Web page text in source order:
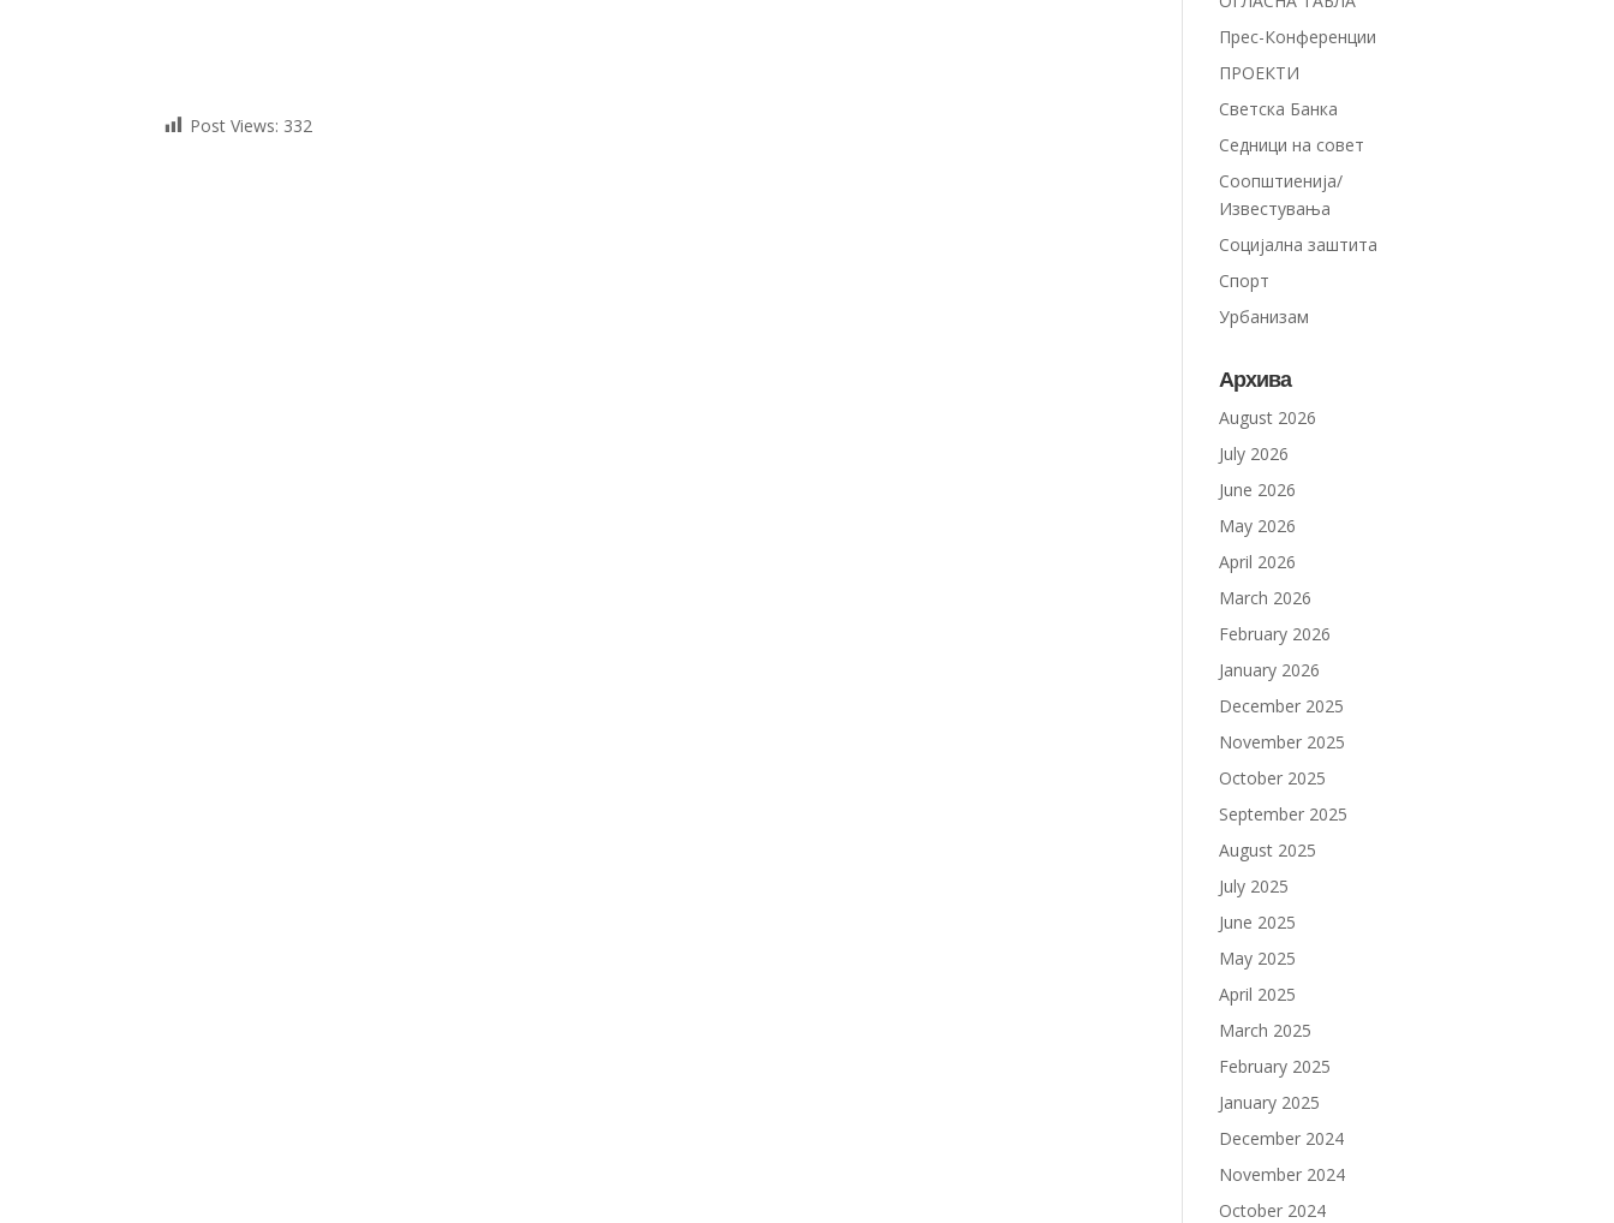
Post Views: 332
Прес-Конференции
ПРОЕКТИ
Светска Банка
Седници на совет
Соопштиенија/
Известувања
Социјална заштита
Спорт
Урбанизам
Архива
August 2026
July 2026
June 2026
May 2026
April 2026
March 2026
February 2026
January 2026
December 2025
November 2025
October 2025
September 2025
August 2025
July 2025
June 2025
May 2025
April 2025
March 2025
February 2025
January 2025
December 2024
November 2024
October 2024